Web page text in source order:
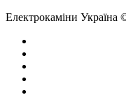
Електрокаміни Україна